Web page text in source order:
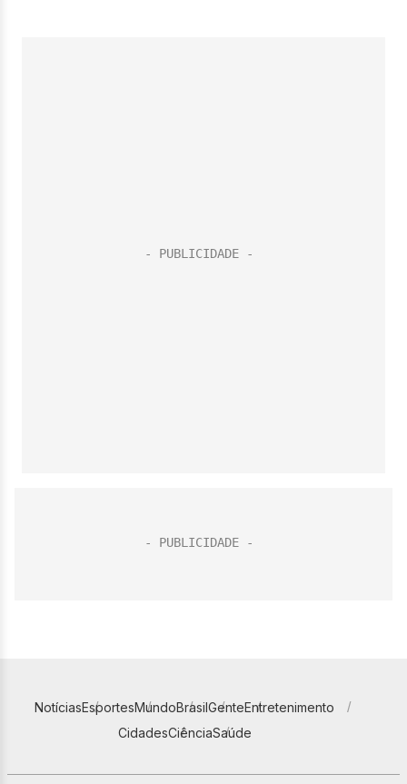
NotíciasEsportesMundoBrasilGenteEntretenimento
CidadesCiênciaSaúde